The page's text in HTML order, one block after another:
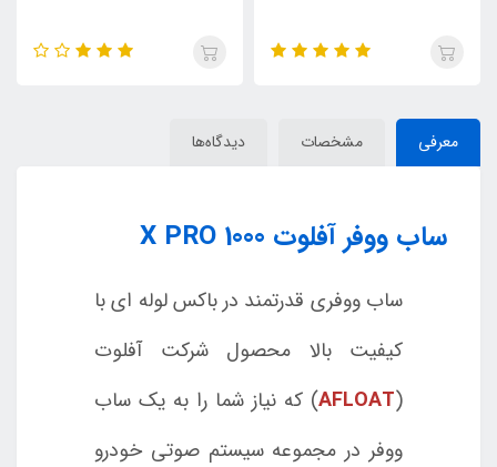
معرفی مشخصات دیدگاه‌ها
ساب ووفر آفلوت X PRO 1000
ساب ووفری قدرتمند در باکس لوله ای با
کیفیت بالا محصول شرکت آفلوت
(
AFLOAT) که نیاز شما را به یک ساب
ووفر در مجموعه سیستم صوتی خودرو